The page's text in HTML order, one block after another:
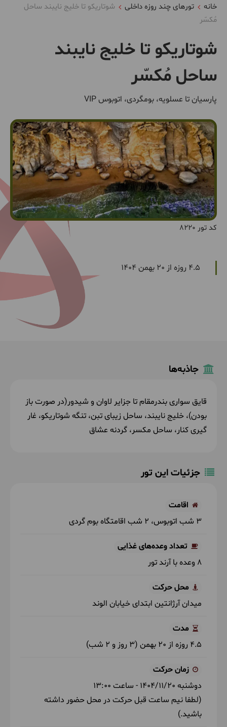
خانه تورهای چند روزه داخلی
شوتاریکو تا خلیج نایبند ساحل
مُکسّر
شوتاریکو تا خلیج نایبند
ساحل مُکسّر
پارسیان تا عسلویه، بومگردی، اتوبوس VIP
کد تور 8220
4.5 روزه از 20 بهمن 1404
جاذبه‌ها
قایق سواری بندرمقام تا جزایر لاوان و شیدور(در صورت باز
بودن)، خلیج نایبند، ساحل زیبای تبن، تنگه شوتاریکو، غار
گیری کنار، ساحل مکسر، گردنه عشاق
جزئیات این تور
اقامت
3 شب اتوبوس
2 شب اقامتگاه بوم گردی
تعداد وعده‌های غذایی
8 وعده با آرند تور
محل حرکت
میدان آرژانتین ابتدای خیابان الوند
مدت
4.5 روزه از 20 بهمن (3 روز و 2 شب)
زمان حرکت
دوشنبه 1404/11/20 - ساعت 13:00
(لطفا نیم ساعت قبل حرکت در محل حضور داشته
باشید.)